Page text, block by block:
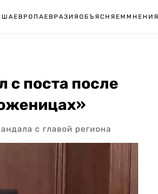
ЕВРОПА ЕВРАЗИЯ ОБЪЯСНЯЕМ МНЕНИЯ
с поста после
с главой региона